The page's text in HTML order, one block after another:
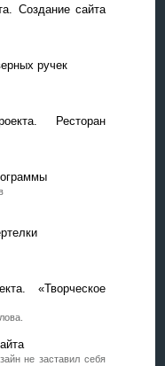
Создание сайта
ручек
Ресторан
«Творческое
не заставил себя